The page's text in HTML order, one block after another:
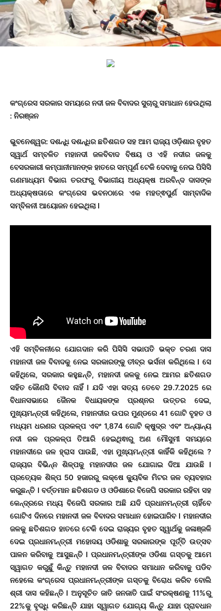
କଂଗ୍ରେସ ସରକାର ସମୟରେ ନଦୀ ଜଳ ବିବାଦର ସୁଚାରୁ ସମାଧାନ ହେଉଥିଲା
: ନିରଞ୍ଜନ
ଭୁବନେଶ୍ୱର: ଦଶନ୍ଧି ଦଶନ୍ଧିର ଛତିଶଗଡ ସହ ଆମ ରାଜ୍ୟ ଓଡ଼ିଶାର ବୃହତ
ସ୍ୱାର୍ଥ ସମ୍ବଳିତ ମହାନଦୀ ଜଳବିବାଦ ବିଷୟ ଓ ଏହି ନଦୀର ଜଳକୁ
ବେସରକାରୀ କମ୍ପାନୀମାନଙ୍କ ହାତରେ ସମ୍ପୂର୍ଣ ଟେକି ଦେବାକୁ ନେଇ ପିସିସି
ଗଣମାଧ୍ୟମ ବିଭାଗ ତରଫରୁ ବିଭାଗୀୟ ଅଧ୍ୟକ୍ଷ ଅରବିନ୍ଦ ଦାସଙ୍କ
ଅଧ୍ୟକ୍ଷତାରେ କଂଗ୍ରେସ ଭବନଠାରେ ଏକ ମହତ୍ଵପୁର୍ଣ ସାମ୍ବାଦିକ
ସମ୍ବିଳନୀ ଆୟୋଜନ ହେଇଥିଲା l
ଏହି ସମ୍ବିଳନୀରେ ଯୋଗଦାନ କରି ପିସିସି ସଭାପତି ଭକ୍ତ ଚରଣ ଦାସ
ମହାନଦୀ ଜଳ ବିବାଦକୁ ନେଇ ସରକାରଙ୍କୁ ତୀବ୍ର ଭର୍ସନl କରିଥିଲେ l ସେ
କହିଥିଲେ, ସରକାର କହୁଛନ୍ତି, ମହାନଦୀ ଜଳକୁ ନେଇ ଆମର ଛତିଶଗଡ
ସହିତ କୌଣସି ବିବାଦ ନାହିଁ l ଯଦି ଏହା ସତ୍ୟ ତେବେ 29.7.2025 ରେ
ବିଧାନସଭାରେ ଜୈନକ ବିଧାୟକଙ୍କ ପ୍ରଶ୍ନର ଉତ୍ତର ଦେଇ,
ମୁଖ୍ୟମନ୍ତ୍ରୀ କହିଥିଲେ, ମହାନଦୀର ଉପର ମୁଣ୍ଡରେ 41 ଗୋଟି ବୃହତ ଓ
ମଧ୍ୟମ ଧରଣର ପ୍ରକଳ୍ପ ଏବଂ 1,874 ଗୋଟି କ୍ଷୁଦ୍ର ଏବଂ ଅନ୍ୟାନ୍ୟ
ନଦୀ ଜଳ ପ୍ରକଳ୍ପ ତିଆରି ହେଇଥିଵାରୁ ଅଣ ମୌସୁମୀ ସମୟରେ
ମହାନଦୀରେ ଜଳ ହ୍ରାସ ପାଉଛି, ଏହା ମୁଖ୍ୟମନ୍ତ୍ରୀ କାହିଁକି କହିଥିଲେ ?
ରାଜ୍ୟର ବିଭିନ୍ନ ଶିଳ୍ପକୁ ମହାନଦୀର ଜଳ ଯୋଗାଇ ଦିଆ ଯାଉଛି l
ପ୍ରତ୍ୟେକ ଶିଳ୍ପ 50 ହଜାରରୁ ଲକ୍ଷେ କ୍ୟୁବିକ ମିଟର ଜଳ ବ୍ୟବହାର
କରୁଛନ୍ତି l ବର୍ତ୍ତମାନ ଛତିଶଗଡ ଓ ଓଡିଶାରେ ବିଜେପି ସରକାର ରହିବା ସହ
କେନ୍ଦ୍ରରେ ମଧ୍ୟ ବିଜେପି ସରକାର ଅଛି ଯଦି ପ୍ରଧାନମନ୍ତ୍ରୀ ଚାହିଁବେ
ଗୋଟିଏ ଦିନରେ ମହାନଦୀ ଜଳ ବିବାଦର ସମାଧାନ ହୋଇପାରିବ l ମହାନଦୀର
ଜଳକୁ ଛତିଶଗଡ ହାତରେ ଟେକି ଦେଇ ରାଜ୍ୟର ବୃହତ ସ୍ୱାର୍ଥକୁ ଜଳାଞ୍ଜଳି
ଦେଇ ପ୍ରଧାନମନ୍ତ୍ରୀ ମହୋଦୟ ଓଡିଶାକୁ ସରକାରଙ୍କ ପୂର୍ତ୍ତି ଉତ୍ସବ
ପାଳନ କରିବାକୁ ଆସୁଛନ୍ତି l ପ୍ରଧାନମନ୍ତ୍ରୀଙ୍କ ଓଡିଶା ଗସ୍ତକୁ ଆମେ
ସ୍ୱାଗତ କରୁଛୁଁ କିନ୍ତୁ ମହାନଦୀ ଜଳ ବିବାଦର ସମାଧାନ କରିବାକୁ ପଡିବ
ନହେଲେ କଂଗ୍ରେସ ପ୍ରଧାନମନ୍ତ୍ରୀଙ୍କ ଗସ୍ତକୁ ବିରୋଧ କରିବ ବୋଲି
ଶ୍ରୀ ଦାସ କହିଛନ୍ତି l ଅନୁସୂଚିତ ଜାତି ଜନଜାତି ପାଇଁ ସଂରକ୍ଷଣକୁ 11%ରୁ
22%କୁ ବୃଦ୍ଧି କରିଛନ୍ତି ଯାହା ସ୍ୱାଗତ ଯୋଗ୍ୟ କିନ୍ତୁ ଯାହା ପ୍ରାବଧାନ